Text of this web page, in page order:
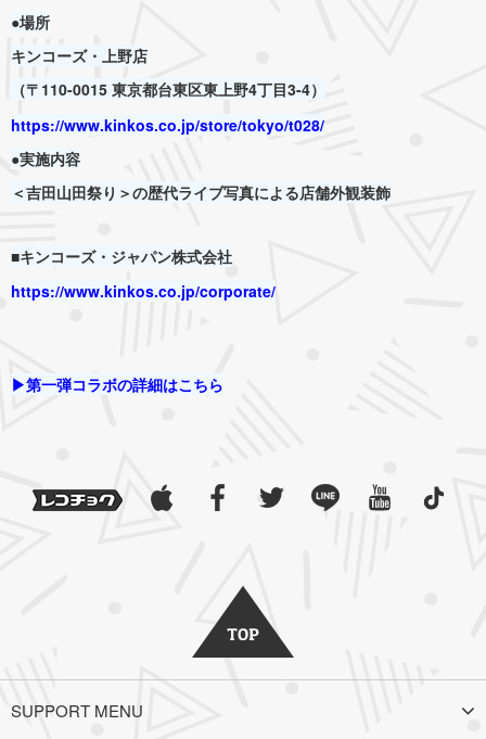
●場所
キンコーズ・ 上野店
（〒110-0015 東京都台東区東上野4丁目3-4）
https://www.kinkos.co.jp/store/tokyo/t028/
●実施内容
＜吉田山田祭り＞の歴代ライブ写真による店舗外観装飾
■キンコーズ・ジャパン株式会社
https://www.kinkos.co.jp/corporate/
▶︎第一弾コラボの詳細はこちら
SUPPORT MENU